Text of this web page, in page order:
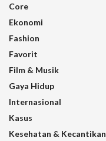
Core
Ekonomi
Fashion
Favorit
Film & Musik
Gaya Hidup
Internasional
Kasus
Kesehatan & Kecantikan